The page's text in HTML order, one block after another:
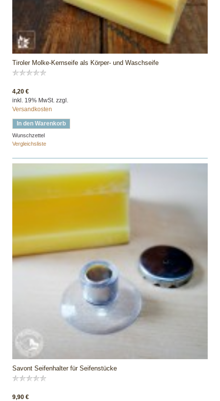
Tiroler Molke-Kernseife als Körper- und Waschseife
4,20 €
inkl. 19% MwSt. zzgl.
Versandkosten
In den Warenkorb
Wunschzettel
Vergleichsliste
Savont Seifenhalter für Seifenstücke
9,90 €